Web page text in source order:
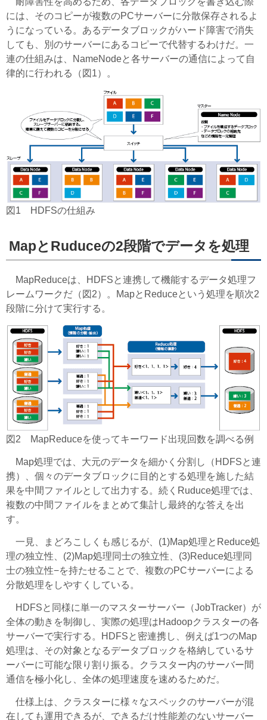
には、そのコピーが複数のPCサーバーに分散保存されるよ
うになっている。あるデータブロックがハード障害で消失
しても、別のサーバーにあるコピーで代替するわけだ。一
連の仕組みは、NameNodeと各サーバーの通信によって自
律的に行われる（図1）。
図1 HDFSの仕組み
MapとRuduceの2段階でデータを処理
MapReduceは、HDFSと連携して機能するデータ処理フ
レームワークだ（図2）。MapとReduceという処理を順次2
段階に分けて実行する。
図2 MapReduceを使ってキーワード出現回数を調べる例
Map処理では、大元のデータを細かく分割し（HDFSと連
携）、個々のデータブロックに目的とする処理を施した結
果を中間ファイルとして出力する。続くRuduce処理では、
複数の中間ファイルをまとめて集計し最終的な答えを出
す。
一見、まどろこしくも感じるが、(1)Map処理とReduce処
理の独立性、(2)Map処理同士の独立性、(3)Reduce処理同
士の独立性−を持たせることで、複数のPCサーバーによる
分散処理をしやすくしている。
HDFSと同様に単一のマスターサーバー（JobTracker）が
全体の動きを制御し、実際の処理はHadoopクラスターの各
サーバーで実行する。HDFSと密連携し、例えば1つのMap
処理は、その対象となるデータブロックを格納しているサ
ーバーに可能な限り割り振る。クラスター内のサーバー間
通信を極小化し、全体の処理速度を速めるためだ。
仕様上は、クラスターに様々なスペックのサーバーが混
在しても運用できるが、できるだけ性能差のないサーバー